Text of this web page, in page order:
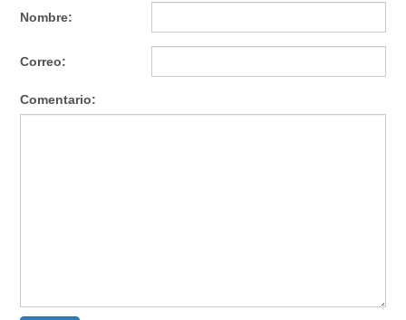
Nombre:
Correo:
Comentario: